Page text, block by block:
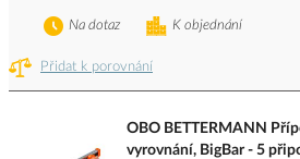
Přidat k porovnání
K objednání
Na dotaz
OBO BETTERMANN
vyrovnání, BigBar - 5